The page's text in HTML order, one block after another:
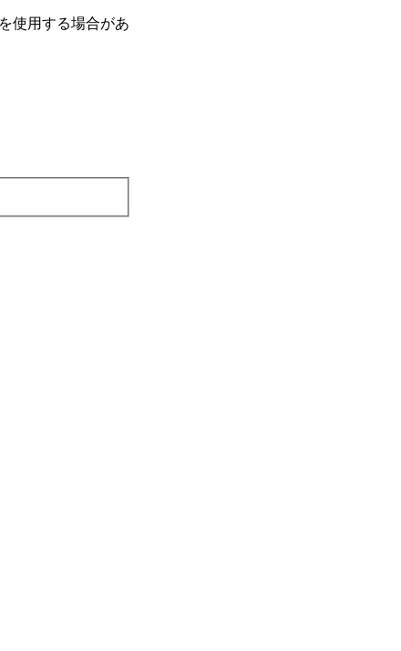
使⽤する場合があ